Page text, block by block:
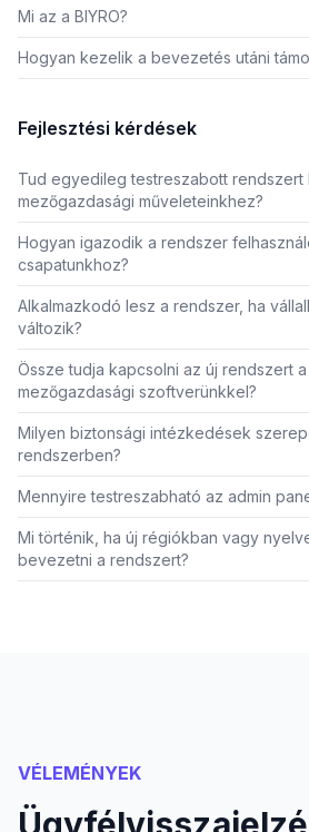
Mi az a BIYRO?
Hogyan kezelik a bevezetés utáni
Fejlesztési kérdések
Tud egyedileg testreszabott rendszert
mezőgazdasági műveleteinkhez?
Hogyan igazodik a rendszer
csapatunkhoz?
Alkalmazkodó lesz a rendszer, ha
változik?
Össze tudja kapcsolni az új rendszert
mezőgazdasági szoftverünkkel?
Milyen biztonsági intézkedések
rendszerben?
Mennyire testreszabható az admin
Mi történik, ha új régiókban vagy
bevezetni a rendszert?
VÉLEMÉNYEK